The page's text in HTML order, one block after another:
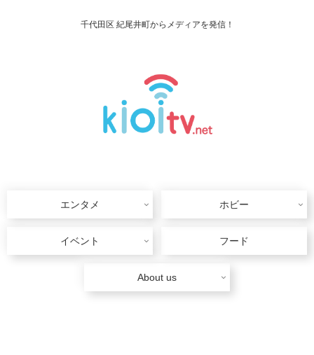
千代田区 紀尾井町からメディアを発信！
エンタメ ホビー
イベント フード
About us